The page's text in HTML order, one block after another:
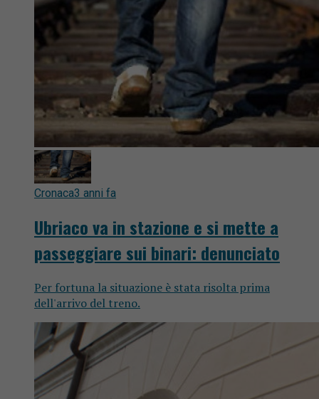
Cronaca3 anni fa
Ubriaco va in stazione e si mette a
passeggiare sui binari: denunciato
Per fortuna la situazione è stata risolta prima
dell'arrivo del treno.